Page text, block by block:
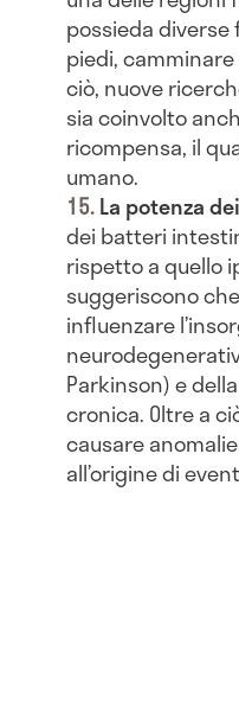
possieda
piedi,
ciò, nuove
sia coinvolto
ricompensa, il
umano.
La potenza
dei batteri
rispetto a quello
suggeriscono
influenzare
Parkinson) e
cronica. Oltre a
causare
all’origine di